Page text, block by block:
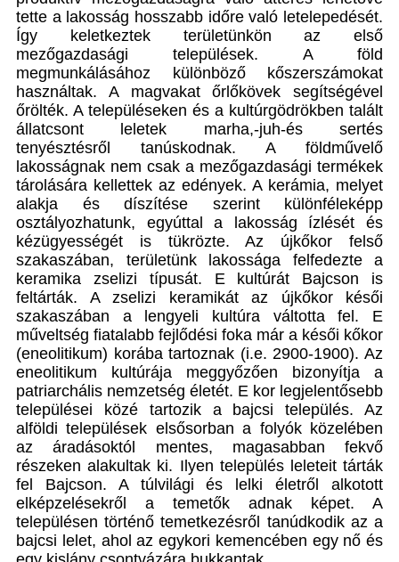
tette a lakosság hosszabb időre való letelepedését.
Így keletkeztek területünkön az első
mezőgazdasági települések. A föld
megmunkálásához különböző kőszerszámokat
használtak. A magvakat őrlőkövek segítségével
őrölték. A településeken és a kultúrgödrökben talált
állatcsont leletek marha,-juh-és sertés
tenyésztésről tanúskodnak. A földművelő
lakosságnak nem csak a mezőgazdasági termékek
tárolására kellettek az edények. A kerámia, melyet
alakja és díszítése szerint különféleképp
osztályozhatunk, egyúttal a lakosság ízlését és
kézügyességét is tükrözte. Az újkőkor felső
szakaszában, területünk lakossága felfedezte a
keramika zselizi típusát. E kultúrát Bajcson is
feltárták. A zselizi keramikát az újkőkor késői
szakaszában a lengyeli kultúra váltotta fel. E
műveltség fiatalabb fejlődési foka már a késői kőkor
(eneolitikum) korába tartoznak (i.e. 2900-1900). Az
eneolitikum kultúrája meggyőzően bizonyítja a
patriarchális nemzetség életét. E kor legjelentősebb
települései közé tartozik a bajcsi település. Az
alföldi települések elsősorban a folyók közelében
az áradásoktól mentes, magasabban fekvő
részeken alakultak ki. Ilyen település leleteit tárták
fel Bajcson. A túlvilági és lelki életről alkotott
elképzelésekről a temetők adnak képet. A
településen történő temetkezésről tanúdkodik az a
bajcsi lelet, ahol az egykori kemencében egy nő és